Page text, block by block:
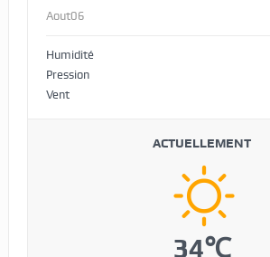
Aout06
Humidité
Pression
Vent
ACTUELLEMENT
34℃